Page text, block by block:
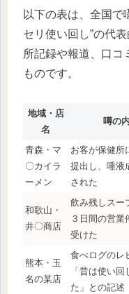
以下の表は、全国で
セリ使い回し”の代
所記録や報道、口コ
ものです。
地域・店
名
噂の
青森・マ
〇カイラ
ーメン
お客が保健所
提出し、唾液
された
和歌山・
井〇商店
飲み残しスー
３日間の営業
受けた
熊本・玉
名の某店
食べログのレ
「昔は使い
た」との記述